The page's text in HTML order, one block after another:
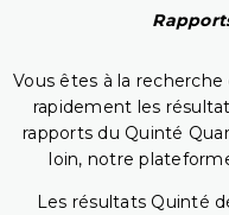
Vous êtes à la
rapidement les
rapports du Quinté
loin, notre
Les résultats Quinté